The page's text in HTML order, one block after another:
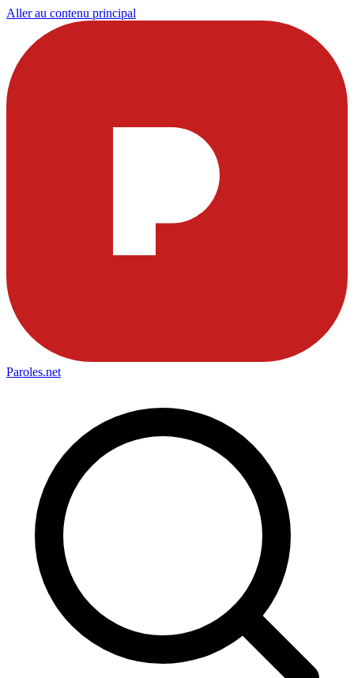
Aller au contenu principal
Paroles.net